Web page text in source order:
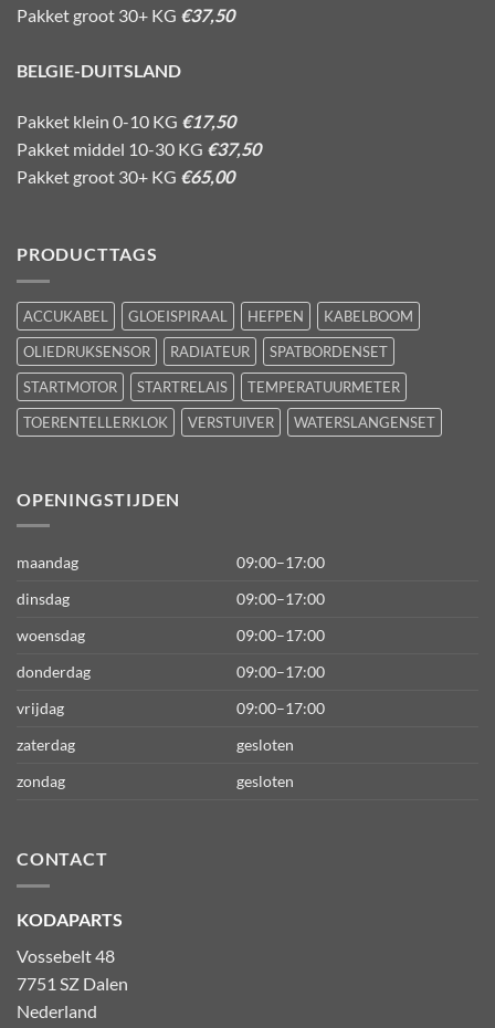
Pakket groot 30+ KG €37,50
BELGIE-DUITSLAND
Pakket klein 0-10 KG €17,50
Pakket middel 10-30 KG €37,50
Pakket groot 30+ KG €65,00
PRODUCTTAGS
ACCUKABEL GLOEISPIRAAL HEFPEN
KABELBOOM
OLIEDRUKSENSOR
RADIATEUR
SPATBORDENSET
STARTMOTOR
STARTRELAIS
TEMPERATUURMETER
TOERENTELLERKLOK
VERSTUIVER WATERSLANGENSET
OPENINGSTIJDEN
maandag
09:00–17:00
dinsdag
09:00–17:00
woensdag
09:00–17:00
donderdag
09:00–17:00
vrijdag
09:00–17:00
zaterdag
gesloten
zondag
gesloten
CONTACT
KODAPARTS
Vossebelt 48
7751 SZ Dalen
Nederland